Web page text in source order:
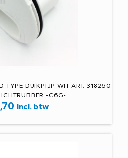
TYPE DUIKPIJP WIT ART. 318260
-C6G-
Incl. btw